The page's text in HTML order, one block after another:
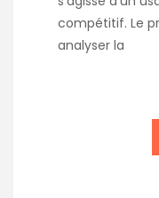
compétitif. Le
analyser la